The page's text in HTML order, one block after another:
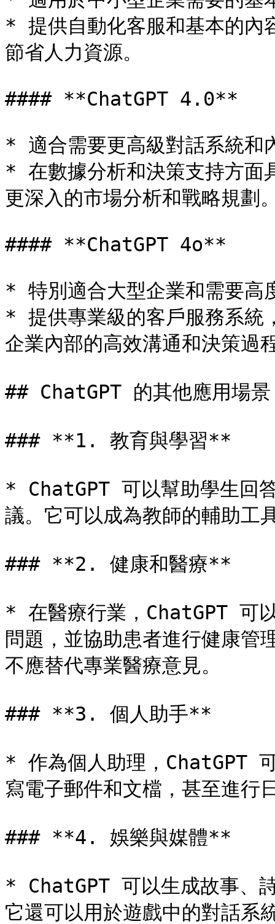
* 提供自動化客服和基本的內
節省人力資源。
#### **ChatGPT 4.0**
* 適合需要更高級對話系統和
* 在數據分析和決策支持方面
更深入的市場分析和戰略規劃
#### **ChatGPT 4o**
* 特別適合大型企業和需要高
* 提供專業級的客戶服務系統
企業內部的高效溝通和決策過
## ChatGPT 的其他應用場景
### **1. 教育與學習**
* ChatGPT 可以幫助學生回
議。它可以成為教師的輔助工
### **2. 健康和醫療**
* 在醫療行業，ChatGPT 可
問題，並協助患者進行健康管
不應替代專業醫療意見。
### **3. 個人助手**
* 作為個人助理，ChatGPT
寫電子郵件和文檔，甚至進行
### **4. 娛樂與媒體**
* ChatGPT 可以生成故事、
它還可以用於遊戲中的對話系